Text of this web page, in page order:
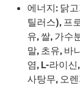
에너지: 닭
틸러스), 프
유, 쌀, 가수
말, 초유, 바
염, L-라이
사탕무, 오